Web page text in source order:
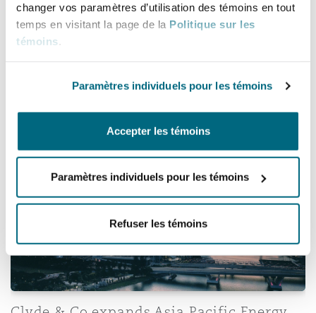
changer vos paramètres d’utilisation des témoins en tout
temps en visitant la page de la Politique sur les
témoins.
Paramètres individuels pour les témoins
Accepter les témoins
Paramètres individuels pour les témoins
Refuser les témoins
Barakat, Maher & Partners, in association
investment fund
Clyde & Co expands Asia Pacific Energy practice with